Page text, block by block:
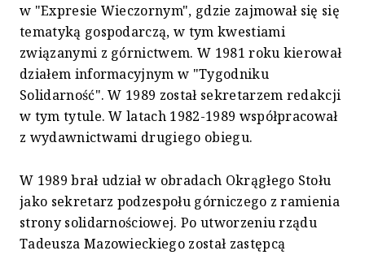
w "Expresie Wieczornym", gdzie zajmował się się
tematyką gospodarczą, w tym kwestiami
związanymi z górnictwem. W 1981 roku kierował
działem informacyjnym w "Tygodniku
Solidarność". W 1989 został sekretarzem redakcji
w tym tytule. W latach 1982-1989 współpracował
z wydawnictwami drugiego obiegu.
W 1989 brał udział w obradach Okrągłego Stołu
jako sekretarz podzespołu górniczego z ramienia
strony solidarnościowej. Po utworzeniu rządu
Tadeusza Mazowieckiego został zastępcą